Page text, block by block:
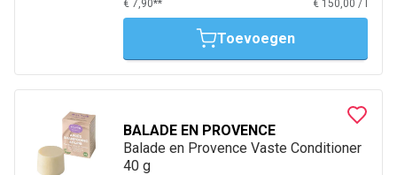
€ 7,90** € 150,00 /
Toevoegen
BALADE EN PROVENCE
Balade en Provence Vaste Conditioner
40 g